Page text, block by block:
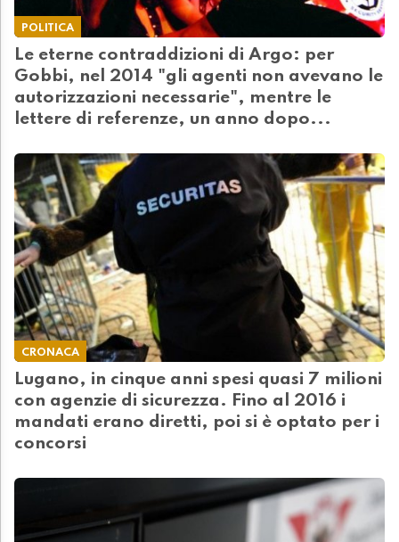
POLITICA
Le eterne contraddizioni di Argo: per
Gobbi, nel 2014 "gli agenti non avevano le
autorizzazioni necessarie", mentre le
lettere di referenze, un anno dopo...
CRONACA
Lugano, in cinque anni spesi quasi 7 milioni
con agenzie di sicurezza. Fino al 2016 i
mandati erano diretti, poi si è optato per i
concorsi